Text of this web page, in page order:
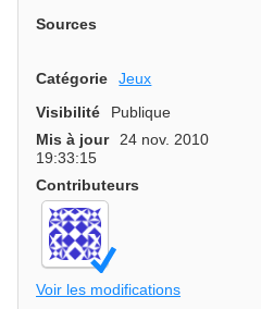
Sources
Catégorie Jeux
Visibilité
Publique
Mis à jour
24 nov. 2010
19:33:15
Contributeurs
Voir les modifications